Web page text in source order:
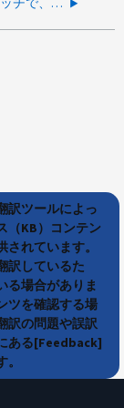
Brocade スイッチで、「 command not found 」または「 fabos not yet initialized 」エラーでコマンドが失敗します
訳ツールによっ
（KB）コンテン
れています。
訳しているた
る場合がありま
ツを確認する場
訳の問題や誤訳
ある[Feedback]